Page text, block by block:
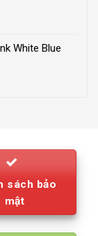
White Blue
sách bảo
mật